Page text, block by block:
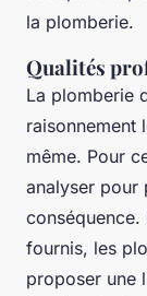
la plomberie.
Qualités
La plomberie
raisonnement
même. Pour
analyser pour
conséquence.
fournis, les
proposer une